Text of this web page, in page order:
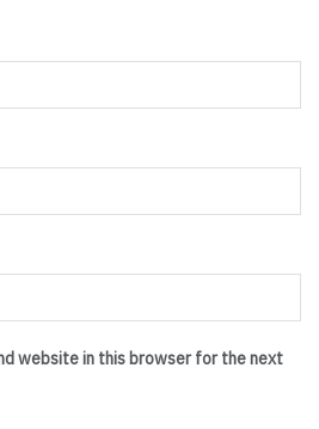
website in this browser for the next